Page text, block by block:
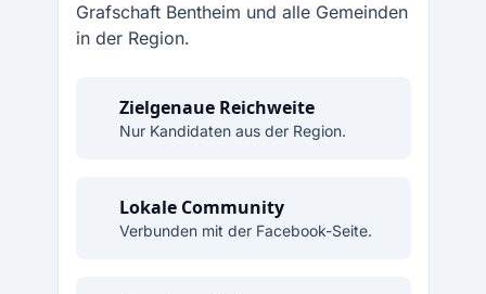
Grafschaft Bentheim und alle Gemeinden
in der Region.
Zielgenaue Reichweite
Nur Kandidaten aus der Region.
Lokale Community
Verbunden mit der Facebook-Seite.